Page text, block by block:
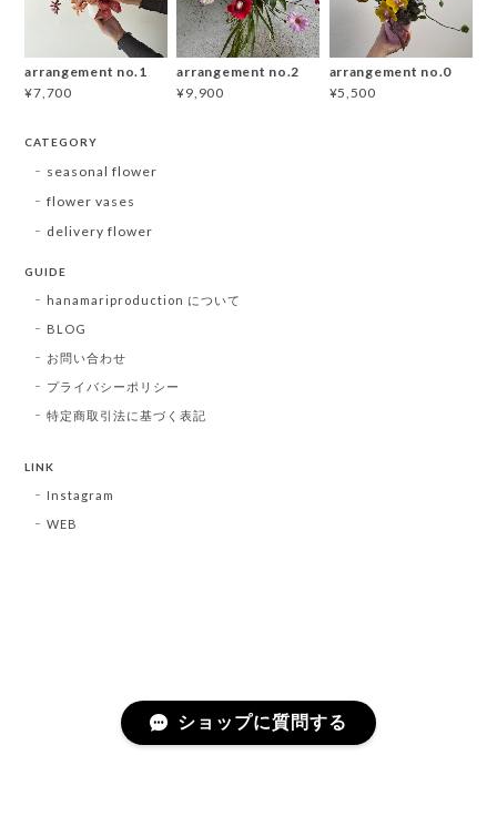
arrangement no.1
¥7,700
arrangement no.2
¥9,900
arrangement no.0
¥5,500
CATEGORY
seasonal flower
flower vases
delivery flower
GUIDE
hanamariproduction について
BLOG
お問い合わせ
プライバシーポリシー
特定商取引法に基づく表記
LINK
Instagram
WEB
ショップに質問する